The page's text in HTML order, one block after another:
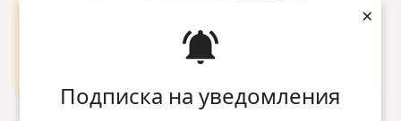
Подписка на уведомления
×